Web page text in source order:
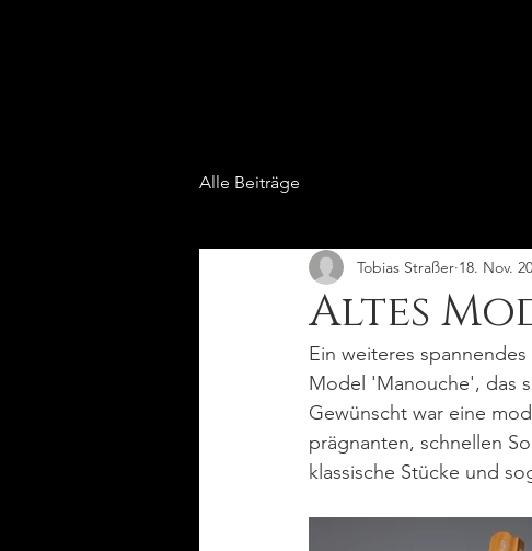
Alle Beiträge
Altes
Tobias Straßer 18. Nov.
Ein weiteres
Model 'Manouche', das
Gewünscht war eine
prägnanten, schnellen
klassische Stücke und